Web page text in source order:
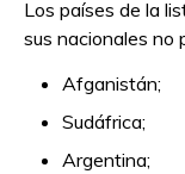
Los países de la
sus nacionales no
Afganistán;
Sudáfrica;
Argentina;